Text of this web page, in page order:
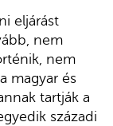
eljárást
nem
nem
magyar és
tartják a
századi